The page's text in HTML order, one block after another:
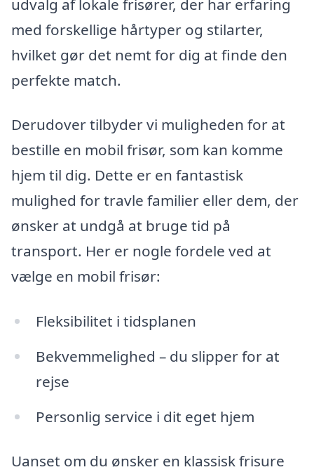
med forskellige hårtyper og stilarter,
hvilket gør det nemt for dig at finde den
perfekte match.
Derudover tilbyder vi muligheden for at
bestille en mobil frisør, som kan komme
hjem til dig. Dette er en fantastisk
mulighed for travle familier eller dem, der
ønsker at undgå at bruge tid på
transport. Her er nogle fordele ved at
vælge en mobil frisør:
Fleksibilitet i tidsplanen
Bekvemmelighed – du slipper for at
rejse
Personlig service i dit eget hjem
Uanset om du ønsker en klassisk frisure